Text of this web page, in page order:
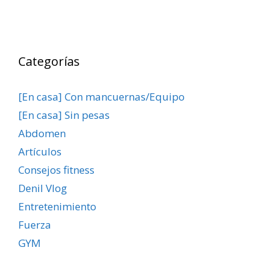
Categorías
[En casa] Con mancuernas/Equipo
[En casa] Sin pesas
Abdomen
Artículos
Consejos fitness
Denil Vlog
Entretenimiento
Fuerza
GYM